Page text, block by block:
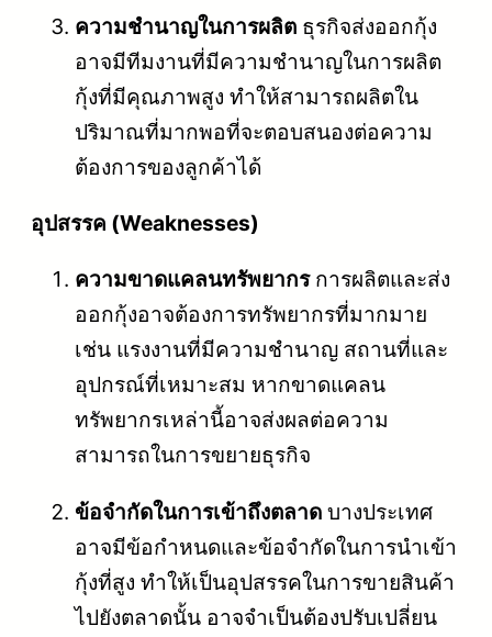
ความชำนาญในการผลิต ธุรกิจส่งออกกุ้ง
อาจมีทีมงานที่มีความชำนาญในการผลิต
กุ้งที่มีคุณภาพสูง ทำให้สามารถผลิตใน
ปริมาณที่มากพอที่จะตอบสนองต่อความ
ต้องการของลูกค้าได้
อุปสรรค (Weaknesses)
ความขาดแคลนทรัพยากรการผลิตและส่ง
ออกกุ้งอาจต้องการทรัพยากรที่มากมาย
เช่น แรงงานที่มีความชำนาญ สถานที่และ
อุปกรณ์ที่เหมาะสม หากขาดแคลน
ทรัพยากรเหล่านี้อาจส่งผลต่อความ
สามารถในการขยายธุรกิจ
ข้อจำกัดในการเข้าถึงตลาด บางประเทศ
อาจมีข้อกำหนดและข้อจำกัดในการนำเข้า
กุ้งที่สูง ทำให้เป็นอุปสรรคในการขายสินค้า
ไปยังตลาดนั้น อาจจำเป็นต้องปรับเปลี่ยน